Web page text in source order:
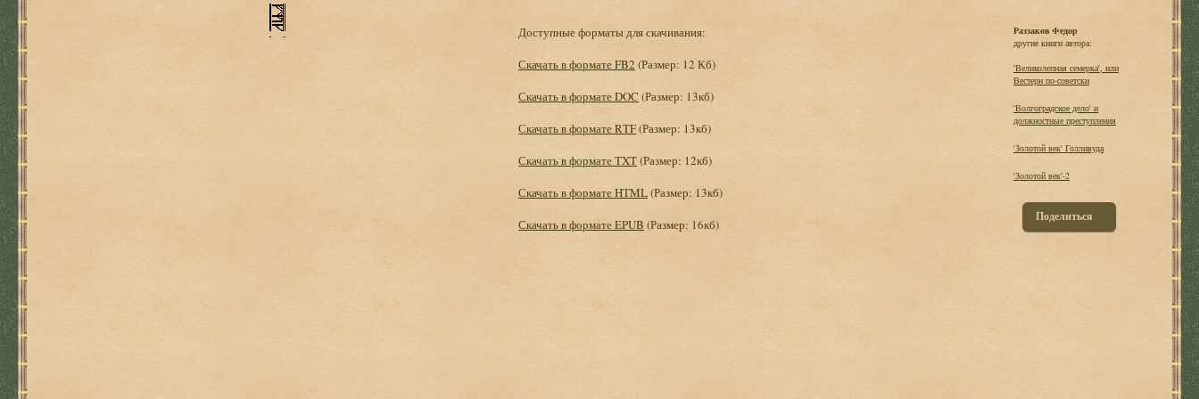
Доступные форматы для скачивания:
Скачать в формате FB2 (Размер: 12 Кб)
Скачать в формате DOC (Размер: 13кб)
Скачать в формате RTF(Размер: 13кб)
Скачать в формате TXT(Размер: 12кб)
Скачать в формате HTML(Размер: 13кб)
Скачать в формате EPUB (Размер: 16кб)
Раззаков Федор
другие книги автора:
'Великолепная семерка', или
Вестерн по-советски
'Волгоградское дело' и
должностные преступления
'Золотой век' Голливуда
'Золотой век'-2
Поделиться